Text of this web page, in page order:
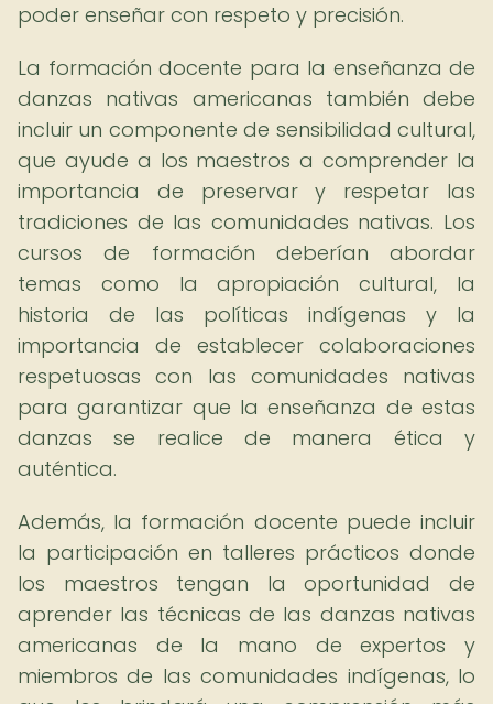
poder enseñar con respeto y precisión.
La formación docente para la enseñanza de
danzas nativas americanas también debe
incluir un componente de sensibilidad cultural,
que ayude a los maestros a comprender la
importancia de preservar y respetar las
tradiciones de las comunidades nativas. Los
cursos de formación deberían abordar
temas como la apropiación cultural, la
historia de las políticas indígenas y la
importancia de establecer colaboraciones
respetuosas con las comunidades nativas
para garantizar que la enseñanza de estas
danzas se realice de manera ética y
auténtica.
Además, la formación docente puede incluir
la participación en talleres prácticos donde
los maestros tengan la oportunidad de
aprender las técnicas de las danzas nativas
americanas de la mano de expertos y
miembros de las comunidades indígenas, lo